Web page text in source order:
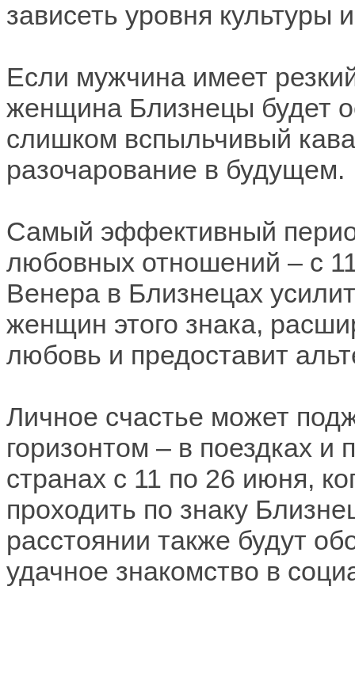
зависеть уровня культуры
Если мужчина имеет
женщина Близнецы будет
слишком вспыльчивый
разочарование в будущем.
Самый эффективный
любовных отношений – с
Венера в Близнецах
женщин этого знака,
любовь и предоставит
Личное счастье может
горизонтом – в поездках и
странах с 11 по 26 июня,
проходить по знаку
расстоянии также будут
удачное знакомство в